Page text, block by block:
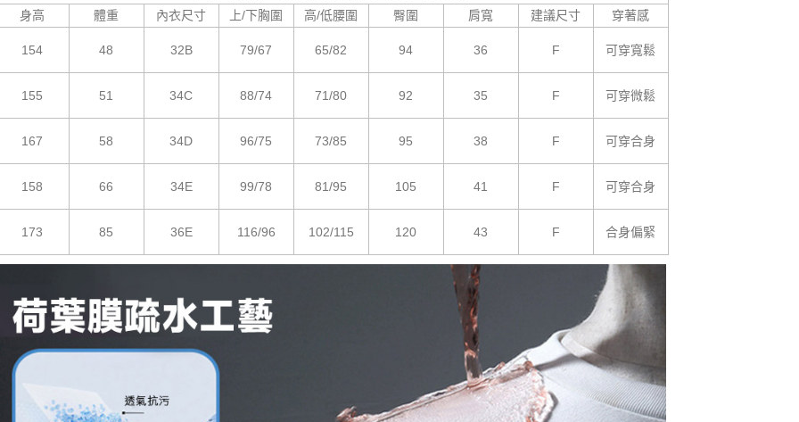
身高 體重 內衣尺寸 上/下胸圍 高/低腰圍 臀圍 肩寬 建議尺寸 穿著感
154 48 32B 79/67 65/82 94 36 F 可穿寬鬆
155 51 34C 88/74 71/80 92 35 F 可穿微鬆
167 58 34D 96/75 73/85 95 38 F 可穿合身
158 66 34E 99/78 81/95 105 41 F 可穿合身
173 85 36E 116/96 102/115 120 43 F 合身偏緊